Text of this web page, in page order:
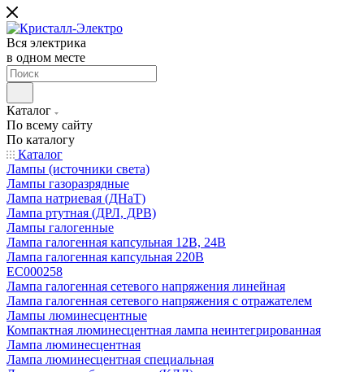
Вся электрика
в одном месте
Каталог
По всему сайту
По каталогу
Каталог
Лампы (источники света)
Лампы газоразрядные
Лампа натриевая (ДНаТ)
Лампа ртутная (ДРЛ, ДРВ)
Лампы галогенные
Лампа галогенная капсульная 12В, 24В
Лампа галогенная капсульная 220В
EC000258
Лампа галогенная сетевого напряжения линейная
Лампа галогенная сетевого напряжения с отражателем
Лампы люминесцентные
Компактная люминесцентная лампа неинтегрированная
Лампа люминесцентная
Лампа люминесцентная специальная